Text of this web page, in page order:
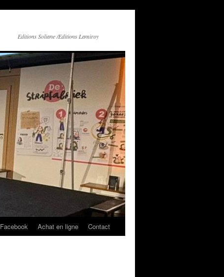
Editions Soliane /Editions Lamiroy
Facebook Achat en ligne Contact